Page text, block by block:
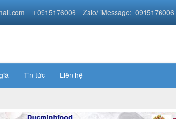
Tin tức Liên hệ
0915176006 Zalo/ iMessage: 0915176006